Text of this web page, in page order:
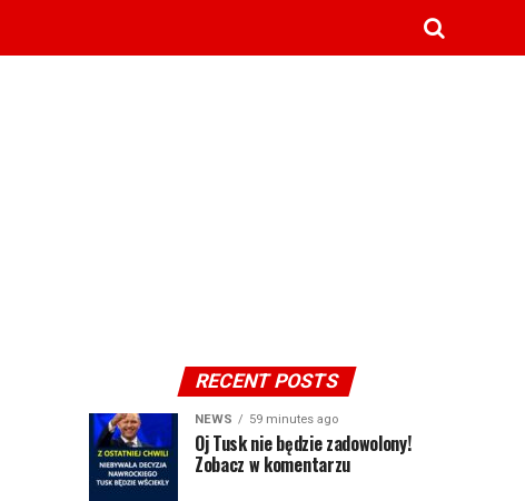
RECENT POSTS
NEWS 59 minutes ago
Oj Tusk nie będzie zadowolony!
Zobacz w komentarzu